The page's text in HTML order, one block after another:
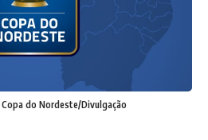
Copa do Nordeste/Divulgação